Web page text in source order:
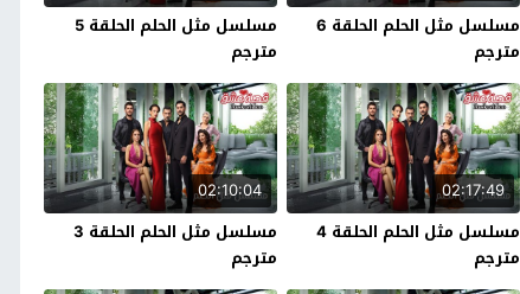
مسلسل مثل الحلم الحلقة 6
مترجم
مسلسل مثل الحلم الحلقة 5
مترجم
02:17:49
مسلسل مثل الحلم الحلقة 4
مترجم
02:10:04
مسلسل مثل الحلم الحلقة 3
مترجم